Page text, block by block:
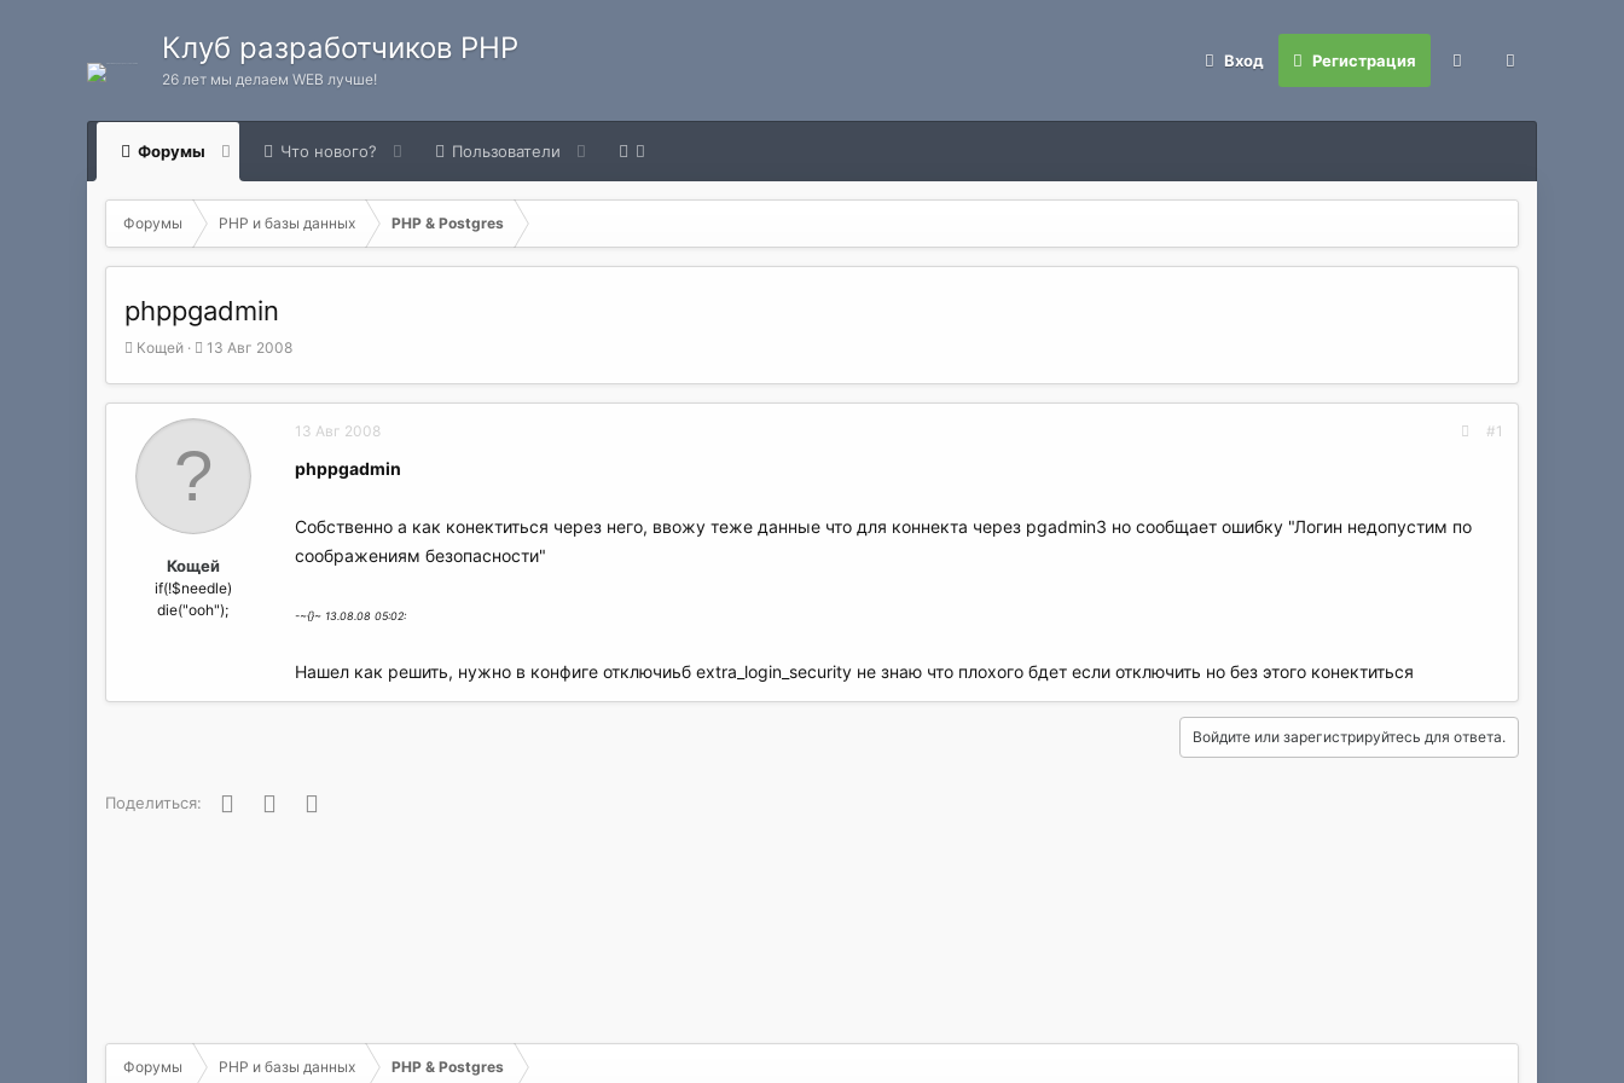
Клуб разработчиков PHP
26 лет мы делаем WEB лучше!
Вход Регистрация
Форумы Что нового? Пользователи
Форумы PHP и базы данных PHP & Postgres
phppgadmin
А
т
т
е
м
Кощей
Д
т
а
ч
13 Авг 2008
Кощей
if(!$needle)
die("ooh");
13 Авг 2008 #1
phppgadmin
Собственно а как конектиться через него, ввожу теже данные что для коннекта через pgadmin3 но сообщает ошибку "Логин недопустим по
соображениям безопасности"
-~{}~ 13.08.08 05:02:
Нашел как решить, нужно в конфиге отключиьб extra_login_security не знаю что плохого бдет если отключить но без этого конектиться
Войдите или зарегистрируйтесь для ответа.
Поделиться: Facebook
Twitter
Форумы PHP и базы данных PHP & Postgres